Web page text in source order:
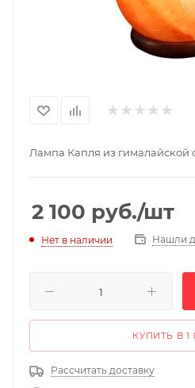
Лампа Капля из гималайской
2 100 руб./шт
Нет в наличии Нашли
КУПИТЬ В 1
Рассчитать доставку